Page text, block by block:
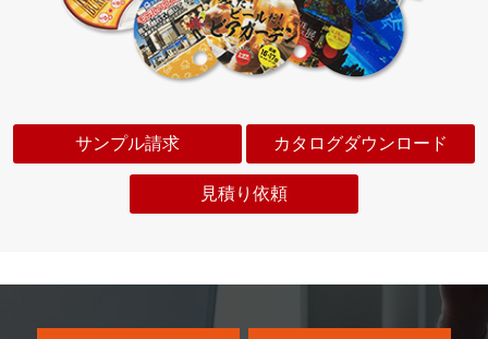
サンプル請求 カタログダウンロード
見積り依頼